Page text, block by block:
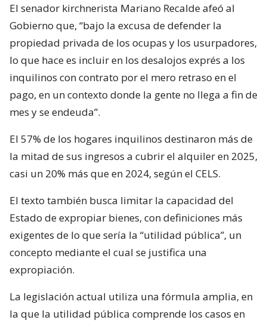
El senador kirchnerista Mariano Recalde afeó al
Gobierno que, “bajo la excusa de defender la
propiedad privada de los ocupas y los usurpadores,
lo que hace es incluir en los desalojos exprés a los
inquilinos con contrato por el mero retraso en el
pago, en un contexto donde la gente no llega a fin de
mes y se endeuda”.
El 57% de los hogares inquilinos destinaron más de
la mitad de sus ingresos a cubrir el alquiler en 2025,
casi un 20% más que en 2024, según el CELS.
El texto también busca limitar la capacidad del
Estado de expropiar bienes, con definiciones más
exigentes de lo que sería la “utilidad pública”, un
concepto mediante el cual se justifica una
expropiación.
La legislación actual utiliza una fórmula amplia, en
la que la utilidad pública comprende los casos en